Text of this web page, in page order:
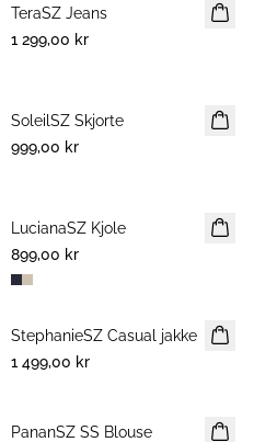
NYHET
TeraSZ Jeans
1 299,00 kr
NYHET
SoleilSZ Skjorte
999,00 kr
NYHET
LucianaSZ Kjole
899,00 kr
NYHET
StephanieSZ Casual jakke
1 499,00 kr
NYHET
PananSZ SS Blouse